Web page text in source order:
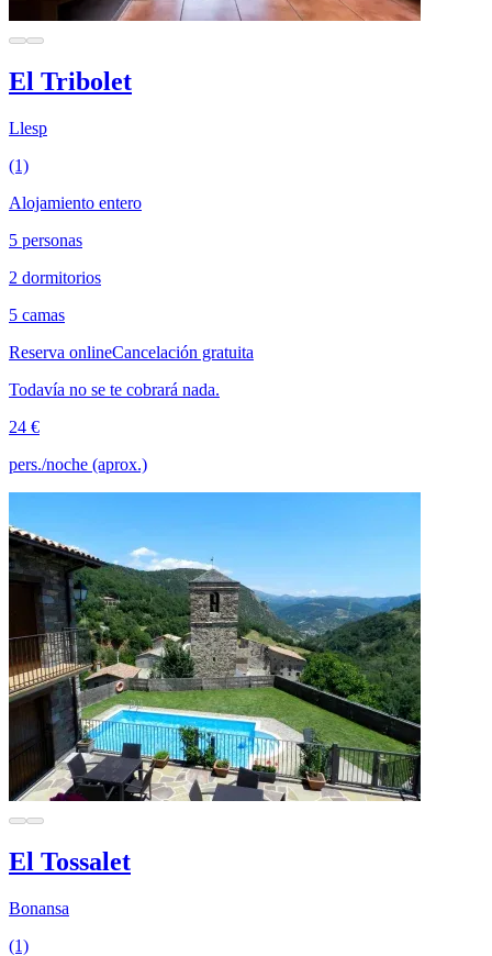
El Tribolet
Llesp
(1)
Alojamiento entero
5 personas
2 dormitorios
5 camas
Reserva onlineCancelación gratuita
Todavía no se te cobrará nada.
24 €
pers./noche (aprox.)
El Tossalet
Bonansa
(1)